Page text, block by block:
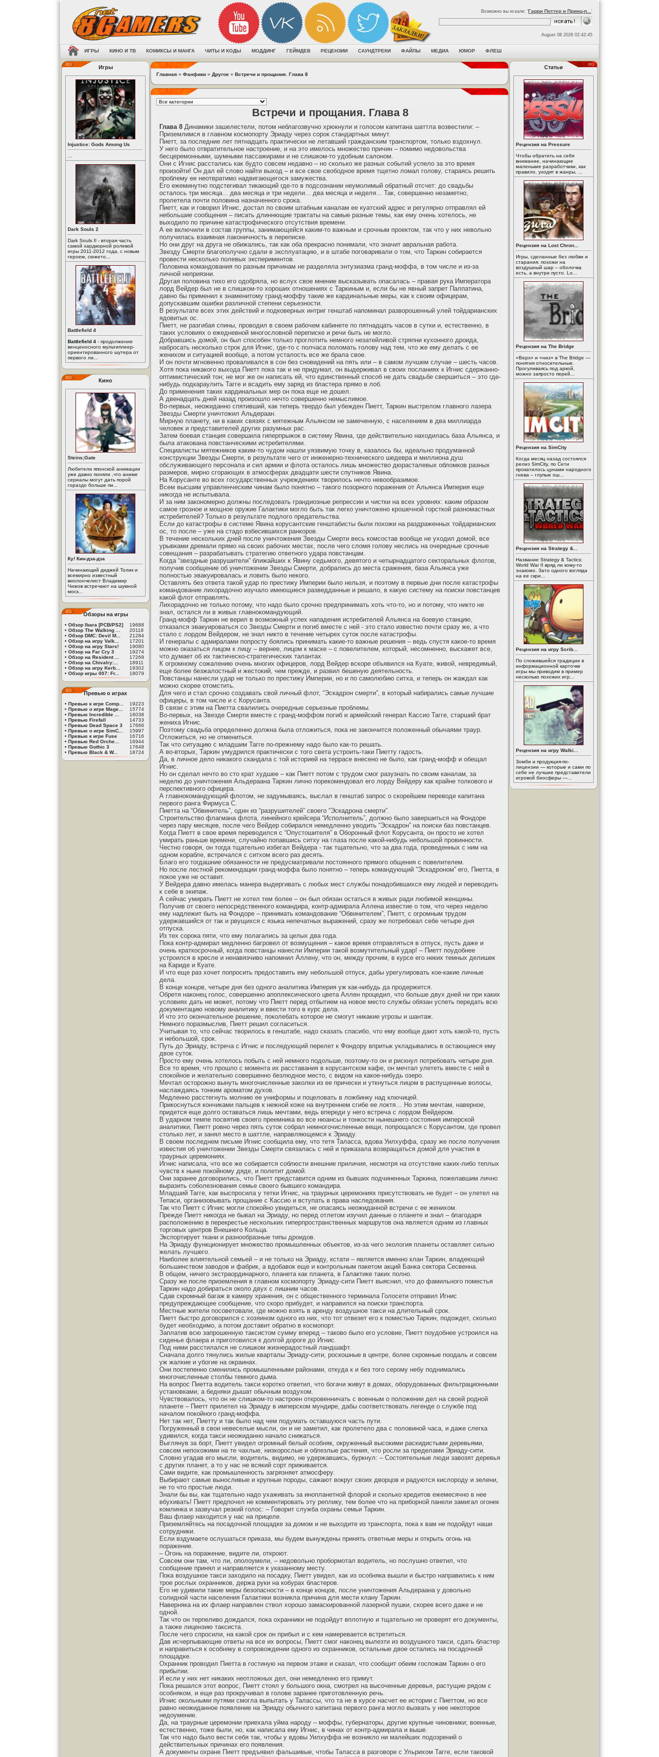
Возможно вы искали: 'Гарри Поттер и Принц-п... '
August 08 2026 02:42:45
ИГРЫ КИНО И ТВ КОМИКСЫ И МАНГА ЧИТЫ И КОДЫ МОДДИНГ ГЕЙМДЕВ РЕЦЕНЗИИ САУНДТРЕКИ ФАЙЛЫ МЕДИА ЮМОР ФЛЕШ
Игры
Injustice: Gods Among Us
Dark Souls 2
Dark Souls II - вторая часть
самой хардкорной ролевой
игры 2011-2012 года, с новым
героем, сюжето...
Battlefield 4
Battlefield 4 - продолжение
венценосного мультиплеер-
ориентированного шутера от
первого ли...
Кино
Steins;Gate
Любители японской анимации
уже давно поняли ,что аниме
сериалы могут дать порой
гораздо больше пи...
Ку! Кин-дза-дза
Начинающий диджей Толик и
всемирно известный
виолончелист Владимир
Чижов встречают на шумной
моск...
Обзоры на игры
• Обзор Ibara [PCB/PS2]
19688
• Обзор The Walking ...
20118
• Обзор DMC: Devil M...
21284
• Обзор на игру Valk...
17201
• Обзор на игру Stars!
19080
• Обзор на Far Cry 3
19274
• Обзор на Resident ...
17269
• Обзор на Chivalry:...
18911
• Обзор на игру Kerb...
19302
• Обзор игры 007: Fr... 18079
Превью о играх
• Превью к игре Comp...
19223
• Превью о игре Mage...
15774
• Превью Incredible ...
16038
• Превью Firefall
14733
• Превью Dead Space 3
17666
• Превью о игре SimC...
15997
• Превью к игре Fuse
16716
• Превью Red Orche...
16944
• Превью Gothic 3
17648
• Превью Black & W... 18724
Главная » Фанфики » Другое » Встречи и прощания. Глава 8
Встречи и прощания. Глава 8
Глава 8 Динамики зашелестели, потом неблагозвучно хрюкнули и голосом капитана шаттла возвестили: –
Приземлимся в главном космопорту Эриаду через сорок стандартных минут.
Пиетт, за последние лет пятнадцать практически не летавший гражданским транспортом, только вздохнул.
У него было отвратительное настроение, и на это имелось множество причин – помимо недовольства
бесцеремонными, шумными пассажирами и не слишком-то удобным салоном.
Они с Игнис расстались как будто совсем недавно – но сколько же разных событий успело за это время
произойти! Он дал ей слово найти выход – и все свое свободное время тщетно ломал голову, стараясь решить
проблему ее неотвратимо надвигающегося замужества.
Его ежеминутно подстегивал тикающий где-то в подсознании неумолимый обратный отсчет: до свадьбы
осталось три месяца... два месяца и три недели... два месяца и неделя... Так, совершенно незаметно,
пролетела почти половина назначенного срока.
Пиетт, как и говорил Игнис, достал по своим штабным каналам ее куатский адрес и регулярно отправлял ей
небольшие сообщения – писать длиннющие трактаты на самые разные темы, как ему очень хотелось, не
выходило по причине катастрофического отсутствия времени.
А ее включили в состав группы, занимающейся каким-то важным и срочным проектом, так что у них невольно
получилась взаимная лаконичность в переписке.
Но они друг на друга не обижались, так как оба прекрасно понимали, что значит авральная работа.
Звезду Смерти благополучно сдали в эксплуатацию, и в штабе поговаривали о том, что Таркин собирается
провести несколько полевых экспериментов.
Половина командования по разным причинам не разделяла энтузиазма гранд-моффа, в том числе и из-за
личной неприязни.
Другая половина тихо его одобряла, но вслух свое мнение высказывать опасалась – правая рука Императора
лорд Вейдер был не в слишком-то хороших отношениях с Таркиным и, если бы не явный запрет Палпатина,
давно бы применил к знаменитому гранд-моффу такие же кардинальные меры, как к своим офицерам,
допускавшим ошибки различной степени серьезности.
В результате всех этих действий и подковерных интриг генштаб напоминал разворошенный улей тойдарианских
ядовитых ос.
Пиетт, не разгибая спины, проводил в своем рабочем кабинете по пятнадцать часов в сутки и, естественно, в
таких условиях о ежедневной многословной переписке и речи быть не могло.
Добравшись домой, он был способен только проглотить немного незатейливой стряпни кухонного дроида,
набросать несколько строк для Игнис, где-то с полчаса поломать голову над тем, что же ему делать с ее
женихом и ситуацией вообще, а потом усталость все же брала свое.
И он почти мгновенно проваливался в сон без сновидений на пять или – в самом лучшем случае – шесть часов.
Хотя пока никакого выхода Пиетт пока так и не придумал, он выдерживал в своих посланиях к Игнис сдержанно-
оптимистический тон; не мог же он написать ей, что единственный способ не дать свадьбе свершиться – это где-
нибудь подкараулить Тагге и всадить ему заряд из бластера прямо в лоб.
До применения таких кардинальных мер он пока еще не дошел.
А двенадцать дней назад произошло нечто совершенно немыслимое.
Во-первых, неожиданно спятивший, как теперь твердо был убежден Пиетт, Таркин выстрелом главного лазера
Звезды Смерти уничтожил Альдераан.
Мирную планету, ни в каких связях с мятежным Альянсом не замеченную, с населением в два миллиарда
человек и представителей других разумных рас.
Затем боевая станция совершила гиперпрыжок в систему Явина, где действительно находилась база Альянса, и
была атакована повстанческими истребителями.
Специалисты мятежников каким-то чудом нашли уязвимую точку в, казалось бы, идеально продуманной
конструкции Звезды Смерти, в результате чего от инженерно-технического шедевра и миллиона душ
обслуживающего персонала и сил армии и флота осталось лишь множество дюрасталевых обломков разных
размеров, мирно сгорающих в атмосферах двадцати шести спутников Явина.
На Корусанте во всех государственных учреждениях творилось нечто невообразимое.
Всем высшим управленческим чинам было понятно – такого позорного поражения от Альянса Империя еще
никогда не испытывала.
И за ним закономерно должны последовать грандиозные репрессии и чистки на всех уровнях: каким образом
самое грозное и мощное оружие Галактики могло быть так легко уничтожено крошечной горсткой разномастных
истребителей? Только в результате подлого предательства.
Если до катастрофы в системе Явина корусантские генштабисты были похожи на раздраженных тойдарианских
ос, то после – уже на стадо взбесившихся ранкоров.
В течение нескольких дней после уничтожения Звезды Смерти весь комсостав вообще не уходил домой, все
урывками дремали прямо на своих рабочих местах, после чего сломя голову неслись на очередные срочные
совещания – разрабатывать стратегию ответного удара повстанцам.
Когда “звездные разрушители” ближайших к Явину седьмого, девятого и четырнадцатого секторальных флотов,
получив сообщение об уничтожении Звезды Смерти, добрались до места сражения, база Альянса уже
полностью эвакуировалась и ловить было некого.
Оставлять без ответа такой удар по престижу Империи было нельзя, и поэтому в первые дни после катастрофы
командование лихорадочно изучало имеющиеся разведданные и решало, в какую систему на поиски повстанцев
какой флот отправлять.
Лихорадочно не только потому, что надо было срочно предпринимать хоть что-то, но и потому, что никто не
знал, остался ли в живых главнокомандующий.
Гранд-мофф Таркин не верил в возможный успех нападения истребителей Альянса на боевую станцию,
отказался эвакуироваться со Звезды Смерти и погиб вместе с ней - это стало известно почти сразу же, а что
стало с лордом Вейдером, не знал никто в течение четырех суток после катастрофы.
И генералы с адмиралами попросту боялись принимать какие-то важные решения – ведь спустя какое-то время
можно оказаться лицом к лицу – вернее, лицом к маске – с повелителем, который, несомненно, выскажет все,
что думает об их тактическо-стратегических талантах.
К огромному сожалению очень многих офицеров, лорд Вейдер вскоре объявился на Куате, живой, невредимый,
еще более безжалостный и жестокий, чем прежде, и развил бешеную деятельность.
Повстанцы нанесли удар не только по престижу Империи, но и по самолюбию ситха, и теперь он жаждал как
можно скорее отомстить.
Для чего и стал срочно создавать свой личный флот, “Эскадрон смерти”, в который набирались самые лучшие
офицеры, в том числе и с Корусанта.
В связи с этим на Пиетта свалились очередные серьезные проблемы.
Во-первых, на Звезде Смерти вместе с гранд-моффом погиб и армейский генерал Кассио Тагге, старший брат
жениха Игнис.
Поэтому свадьба определенно должна была отложиться, пока не закончится положенный обычаями траур.
Отложиться, но не отмениться.
Так что ситуацию с младшим Тагге по-прежнему надо было как-то решать.
А во-вторых, Таркин умудрился практически с того света устроить-таки Пиетту гадость.
Да, в личное дело никакого скандала с той историей на террасе внесено не было, как гранд-мофф и обещал
Игнис.
Но он сделал нечто во сто крат худшее – как Пиетт потом с трудом смог разузнать по своим каналам, за
неделю до уничтожения Альдераана Таркин лично порекомендовал его лорду Вейдеру как крайне толкового и
перспективного офицера.
А главнокомандующий флотом, не задумываясь, выслал в генштаб запрос о скорейшем переводе капитана
первого ранга Фирмуса С.
Пиетта на “Обвинитель”, один из “разрушителей” своего “Эскадрона смерти”.
Строительство флагмана флота, линейного крейсера “Исполнитель”, должно было завершиться на Фондоре
через пару месяцев, после чего Вейдер собирался немедленно уводить “Эскадрон” на поиски баз повстанцев.
Когда Пиетт в свое время переводился с “Опустошителя” в Оборонный флот Корусанта, он просто не хотел
умирать раньше времени, случайно попавшись ситху на глаза после какой-нибудь небольшой провинности.
Честно говоря, он тогда тщательно избегал Вейдера - так тщательно, что за два года, проведенных с ним на
одном корабле, встречался с ситхом всего раз десять.
Благо его тогдашние обязанности не предусматривали постоянного прямого общения с повелителем.
Но после лестной рекомендации гранд-моффа было понятно – теперь командующий “Эскадроном” его, Пиетта, в
покое уже не оставит.
У Вейдера давно имелась манера выдергивать с любых мест службы понадобившихся ему людей и переводить
к себе в экипаж.
А сейчас умирать Пиетт не хотел тем более – он был обязан остаться в живых ради любимой женщины.
Получив от своего непосредственного командира, контр-адмирала Аллена известие о том, что через неделю
ему надлежит быть на Фондоре – принимать командование “Обвинителем”, Пиетт, с огромным трудом
удержавшийся от так и рвущихся с языка непечатных выражений, сразу же потребовал себе четыре дня
отпуска.
Из тех сорока пяти, что ему полагались за целых два года.
Пока контр-адмирал медленно багровел от возмущения – какое время отправляться в отпуск, пусть даже и
очень краткосрочный, когда повстанцы нанесли Империи такой возмутительный удар! – Пиетт поудобнее
устроился в кресле и ненавязчиво напомнил Аллену, что он, между прочим, в курсе его неких темных делишек
на Кариде и Куате.
И что еще раз хочет попросить предоставить ему небольшой отпуск, дабы урегулировать кое-какие личные
дела.
В конце концов, четыре дня без одного аналитика Империя уж как-нибудь да продержится.
Обретя наконец голос, совершенно апоплексического цвета Аллен процедил, что больше двух дней ни при каких
условиях дать не может, потому что Пиетт перед отбытием на новое место службы обязан успеть передать всю
документацию новому аналитику и ввести того в курс дела.
И что это окончательное решение, поколебать которое не смогут никакие угрозы и шантаж.
Немного поразмыслив, Пиетт решил согласиться.
Учитывая то, что сейчас творилось в генштабе, надо сказать спасибо, что ему вообще дают хоть какой-то, пусть
и небольшой, срок.
Путь до Эриаду, встреча с Игнис и последующий перелет к Фондору впритык укладывались в остающиеся ему
двое суток.
Просто ему очень хотелось побыть с ней немного подольше, поэтому-то он и рискнул потребовать четыре дня.
Все то время, что прошло с момента их расставания в корусантском кафе, он мечтал улететь вместе с ней в
спокойное и желательно совершенно безлюдное место, с видом на какое-нибудь озеро.
Мечтал осторожно вынуть многочисленные заколки из ее прически и уткнуться лицом в распущенные волосы,
наслаждаясь тонким ароматом духов.
Медленно расстегнуть молнию ее униформы и поцеловать в ложбинку над ключицей.
Прикоснуться кончиками пальцев к нежной коже на внутреннем сгибе ее локтя… Но этим мечтам, наверное,
придется еще долго оставаться лишь мечтами, ведь впереди у него встреча с лордом Вейдером.
В ударном темпе посвятив своего преемника во все нюансы и тонкости нынешнего состояния имперской
аналитики, Пиетт ровно через пять суток собрал немногочисленные вещи, попрощался с Корусантом, где провел
столько лет, и занял место в шаттле, направляющемся к Эриаду.
В своем последнем письме Игнис сообщила ему, что тетя Таласса, вдова Уилхуффа, сразу же после получения
известия об уничтожении Звезды Смерти связалась с ней и приказала возвращаться домой для участия в
траурных церемониях.
Игнис написала, что все же собирается соблюсти внешние приличия, несмотря на отсутствие каких-либо теплых
чувств к ныне покойному дяде, и полетит домой.
Они заранее договорились, что Пиетт представится одним из бывших подчиненных Таркина, пожелавшим лично
выразить соболезнования семье своего бывшего командира.
Младший Тагге, как выспросила у тетки Игнис, на траурных церемониях присутствовать не будет – он улетел на
Тепаси, организовывать прощание с Кассио и вступать в права наследования.
Так что Пиетт с Игнис могли спокойно увидеться, не опасаясь неожиданной встречи с ее женихом.
Прежде Пиетт никогда не бывал на Эриаду, но перед отлетом изучил данные о планете и знал – благодаря
расположению в перекрестье нескольких гиперпространственных маршрутов она является одним из главных
торговых центров Внешнего Кольца.
Экспортирует ткани и разнообразные типы дроидов.
На Эриаду функционирует множество промышленных объектов, из-за чего экология планеты оставляет сильно
желать лучшего.
Наиболее влиятельной семьей – и не только на Эриаду, кстати – является именно клан Таркин, владеющий
большинством заводов и фабрик, а вдобавок еще и контрольным пакетом акций Банка сектора Сесвенна.
В общем, ничего экстраординарного, планета как планета, в Галактике таких полно.
Сразу же после приземления в главном космопорту Эриаду-сити Пиетт выяснил, что до фамильного поместья
Таркин надо добираться около двух с лишним часов.
Сдав скромный багаж в камеру хранения, он с общественного терминала Голосети отправил Игнис
предупреждающее сообщение, что скоро прибудет, и направился на поиски транспорта.
Местные жители посоветовали, где можно взять в аренду воздушное такси на длительный срок.
Пиетт быстро договорился с хозяином одного из них, что тот отвезет его к поместью Таркин, подождет, сколько
будет необходимо, а потом доставит обратно в космопорт.
Заплатив всю запрошенную таксистом сумму вперед – таково было его условие, Пиетт поудобнее устроился на
сиденье флаера и приготовился к долгой дороге до Игнис.
Под ними расстилался не слишком жизнерадостный ландшафт.
Сначала долго тянулись жилые кварталы Эриаду-сити, роскошные в центре, более скромные поодаль и совсем
уж жалкие и убогие на окраинах.
Они постепенно сменились промышленными районами, откуда к и без того серому небу поднимались
многочисленные столбы темного дыма.
На вопрос Пиетта водитель такси коротко ответил, что богачи живут в домах, оборудованных фильтрационными
установками, а бедняки дышат обычным воздухом.
Чувствовалось, что он не слишком-то настроен откровенничать с военным о положении дел на своей родной
планете – Пиетт прилетел на Эриаду в имперском мундире, дабы соответствовать легенде о службе под
началом покойного гранд-моффа.
Нет так нет, Пиетту и так было над чем подумать оставшуюся часть пути.
Погруженный в свои невеселые мысли, он и не заметил, как пролетело два с половиной часа, и даже слегка
удивился, когда такси неожиданно начало снижаться.
Выглянув за борт, Пиетт увидел огромный белый особняк, окруженный высокими раскидистыми деревьями,
совсем непохожими на те чахлые, низкорослые и облезлые растения, что росли за пределами Эриаду-сити.
Словно угадав его мысли, водитель, видимо, не удержавшись, буркнул: – Состоятельные люди завозят деревья
с других планет, а то у нас не всякий сорт приживается.
Сами видите, как промышленность загрязняет атмосферу.
Выбирают самые выносливые и крупные породы, сажают вокруг своих дворцов и радуются кислороду и зелени,
не то что простые люди.
Знали бы вы, как тщательно надо ухаживать за инопланетной флорой и сколько кредитов ежемесячно в нее
вбухивать! Пиетт предпочел не комментировать эту реплику, тем более что на приборной панели замигал огонек
комлинка и зазвучал резкий голос: – Говорит служба охраны семьи Таркин.
Ваш флаер находится у нас на прицеле.
Приземляйтесь на посадочной площадке за домом и не выходите из транспорта, пока к вам не подойдут наши
сотрудники.
Если вздумаете ослушаться приказа, мы будем вынуждены принять ответные меры и открыть огонь на
поражение.
– Огонь на поражение, видите ли, откроют.
Совсем они там, что ли, ополоумели, – недовольно пробормотал водитель, но послушно ответил, что
сообщение принял и направляется к указанному месту.
Пока воздушное такси заходило на посадку, Пиетт увидел, как из особняка вышли и быстро направились к ним
трое рослых охранников, держа руки на кобурах бластеров.
Его не удивили такие меры безопасности – в конце концов, после уничтожения Альдераана у довольно
солидной части населения Галактики возникла причина для мести клану Таркин.
Наверняка на их флаер направлен ствол хорошо замаскированной лазерной пушки, скорее всего даже и не
одной.
Так что он терпеливо дождался, пока охранники не подойдут вплотную и тщательно не проверят его документы,
а также лицензию таксиста.
После чего спросили, на какой срок он прибыл и с кем намеревается встретиться.
Дав исчерпывающие ответы на все их вопросы, Пиетт смог наконец вылезти из воздушного такси, сдать бластер
и направиться к особняку в сопровождении одного из охранников, остальные двое остались на посадочной
площадке.
Охранник проводил Пиетта в гостиную на первом этаже и сказал, что сообщит обеим госпожам Таркин о его
прибытии.
И если у них нет никаких неотложных дел, они немедленно его примут.
Пока решался этот вопрос, Пиетт стоял у большого окна, смотрел на высоченные деревья, растущие рядом с
особняком, и еще раз прокручивал в голове заранее приготовленную речь.
Игнис окольными путями смогла выпытать у Талассы, что та не в курсе насчет ее истории с Пиеттом, но все
равно неожиданное появление на Эриаду обычного капитана первого ранга могло вызвать у нее некоторое
недоумение.
Да, на траурные церемонии приехала уйма народу – моффы, губернаторы, другие крупные чиновники; военные,
естественно, тоже были, но, как написала ему Игнис, в чинах от контр-адмирала и выше.
Так что надо было вести себя так, чтобы у вдовы Уилхуффа не возникло ни малейших подозрений о
действительных причинах его появления.
А документы охране Пиетт предъявил фальшивые, чтобы Таласса в разговоре с Ульрихом Тагге, если таковой
Статьи
Рецензия на Pressure
Чтобы обратить на себя
внимание, начинающие
маленькие разработчики, как
правило, уходят в жанры, ...
Рецензия на Lost Chron...
Игры, сделанные без любви и
старания, похожи на
воздушный шар – оболочка
есть, а внутри пусто. Lo...
Рецензия на The Bridge
«Верх» и «низ» в The Bridge —
понятия относительные.
Прогуливаясь под аркой,
можно запросто перей...
Рецензия на SimCity
Когда месяц назад состоялся
релиз SimCity, по Сети
прокатилось цунами народного
гнева – глупые ош...
Рецензия на Strategy &...
Название Strategy & Tactics:
World War II вряд ли кому-то
знакомо. Зато одного взгляда
на ее скри...
Рецензия на игру Scrib...
По сложившейся традиции в
информационной карточке
игры мы приводим в пример
несколько похожих игр...
Рецензия на игру Walki...
Зомби и продукция-по-
лицензии — которые и сами по
себе не лучшие представители
игровой биосферы —...